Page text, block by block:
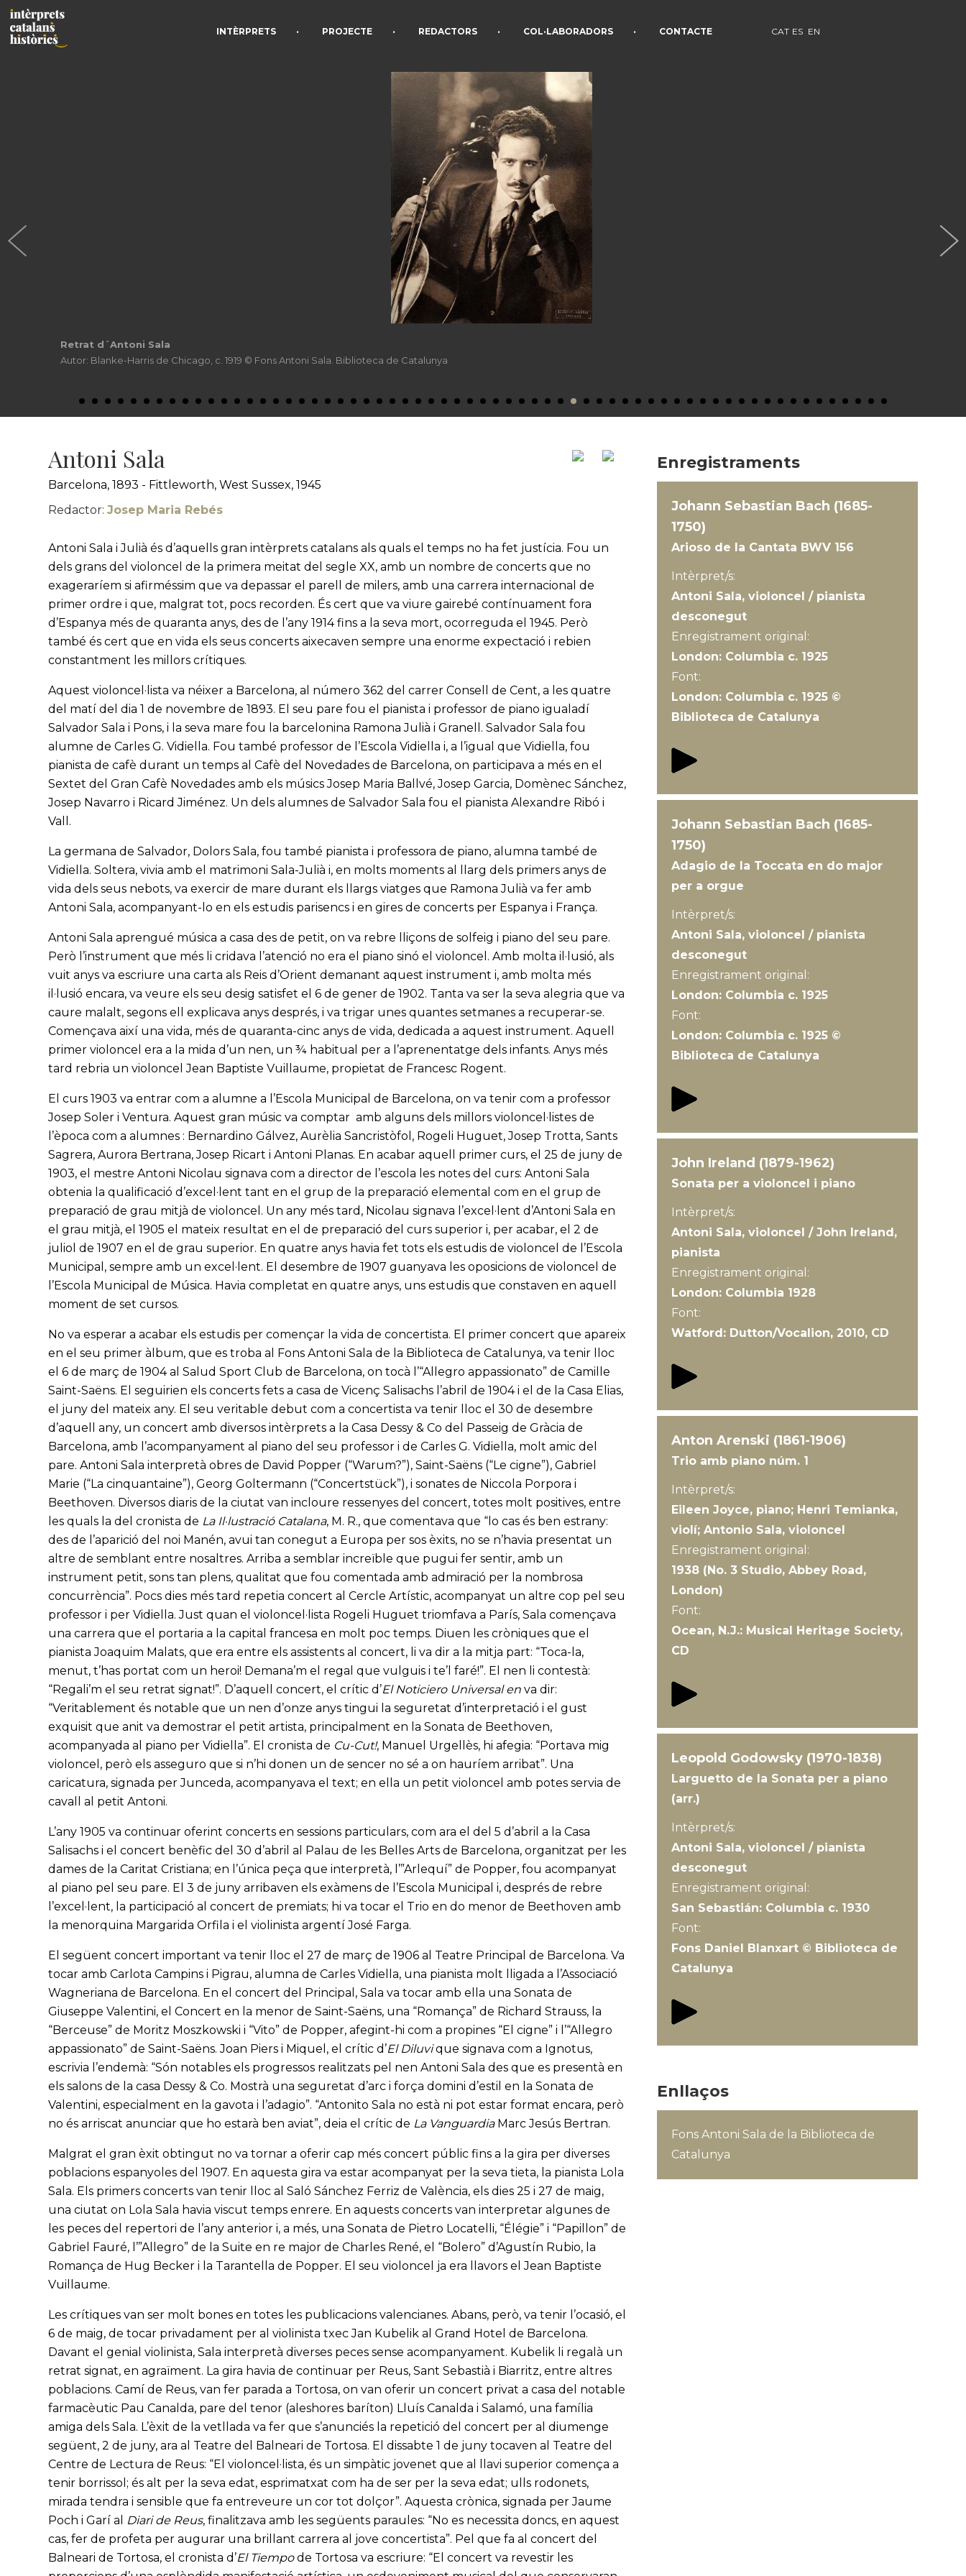
INTÈRPRETS • PROJECTE • REDACTORS • COL·LABORADORS • CONTACTE CAT ES EN
Recital al Palau de la Música Catalana amb Alexandre Vilalta, 6 de febrer de 1924
© Centre de Documentació de l´Orfeó Català
Antoni Sala
Barcelona, 1893 - Fittleworth, West Sussex, 1945
Redactor:Josep Maria Rebés
Antoni Sala i Julià és d’aquells gran intèrprets catalans als quals el temps no ha fet justícia. Fou un
dels grans del violoncel de la primera meitat del segle XX, amb un nombre de concerts que no
exageraríem si afirméssim que va depassar el parell de milers, amb una carrera internacional de
primer ordre i que, malgrat tot, pocs recorden. És cert que va viure gairebé contínuament fora
d’Espanya més de quaranta anys, des de l’any 1914 fins a la seva mort, ocorreguda el 1945. Però
també és cert que en vida els seus concerts aixecaven sempre una enorme expectació i rebien
constantment les millors crítiques.
Aquest violoncel·lista va néixer a Barcelona, al número 362 del carrer Consell de Cent, a les quatre
del matí del dia 1 de novembre de 1893. El seu pare fou el pianista i professor de piano igualadí
Salvador Sala i Pons, i la seva mare fou la barcelonina Ramona Julià i Granell. Salvador Sala fou
alumne de Carles G. Vidiella. Fou també professor de l’Escola Vidiella i, a l’igual que Vidiella, fou
pianista de cafè durant un temps al Cafè del Novedades de Barcelona, on participava a més en el
Sextet del Gran Cafè Novedades amb els músics Josep Maria Ballvé, Josep Garcia, Domènec Sánchez,
Josep Navarro i Ricard Jiménez. Un dels alumnes de Salvador Sala fou el pianista Alexandre Ribó i
Vall.
La germana de Salvador, Dolors Sala, fou també pianista i professora de piano, alumna també de
Vidiella. Soltera, vivia amb el matrimoni Sala-Julià i, en molts moments al llarg dels primers anys de
vida dels seus nebots, va exercir de mare durant els llargs viatges que Ramona Julià va fer amb
Antoni Sala, acompanyant-lo en els estudis parisencs i en gires de concerts per Espanya i França.
Antoni Sala aprengué música a casa des de petit, on va rebre lliçons de solfeig i piano del seu pare.
Però l’instrument que més li cridava l’atenció no era el piano sinó el violoncel. Amb molta il·lusió, als
vuit anys va escriure una carta als Reis d’Orient demanant aquest instrument i, amb molta més
il·lusió encara, va veure els seu desig satisfet el 6 de gener de 1902. Tanta va ser la seva alegria que va
caure malalt, segons ell explicava anys després, i va trigar unes quantes setmanes a recuperar-se.
Començava així una vida, més de quaranta-cinc anys de vida, dedicada a aquest instrument. Aquell
primer violoncel era a la mida d’un nen, un ¾ habitual per a l’aprenentatge dels infants. Anys més
tard rebria un violoncel Jean Baptiste Vuillaume, propietat de Francesc Rogent.
El curs 1903 va entrar com a alumne a l’Escola Municipal de Barcelona, on va tenir com a professor
Josep Soler i Ventura. Aquest gran músic va comptar amb alguns dels millors violoncel·listes de
l’època com a alumnes : Bernardino Gálvez, Aurèlia Sancristòfol, Rogeli Huguet, Josep Trotta, Sants
Sagrera, Aurora Bertrana, Josep Ricart i Antoni Planas. En acabar aquell primer curs, el 25 de juny de
1903, el mestre Antoni Nicolau signava com a director de l’escola les notes del curs: Antoni Sala
obtenia la qualificació d’excel·lent tant en el grup de la preparació elemental com en el grup de
preparació de grau mitjà de violoncel. Un any més tard, Nicolau signava l’excel·lent d’Antoni Sala en
el grau mitjà, el 1905 el mateix resultat en el de preparació del curs superior i, per acabar, el 2 de
juliol de 1907 en el de grau superior. En quatre anys havia fet tots els estudis de violoncel de l’Escola
Municipal, sempre amb un excel·lent. El desembre de 1907 guanyava les oposicions de violoncel de
l’Escola Municipal de Música. Havia completat en quatre anys, uns estudis que constaven en aquell
moment de set cursos.
No va esperar a acabar els estudis per començar la vida de concertista. El primer concert que apareix
en el seu primer àlbum, que es troba al Fons Antoni Sala de la Biblioteca de Catalunya, va tenir lloc
el 6 de març de 1904 al Salud Sport Club de Barcelona, on tocà l’“Allegro appassionato” de Camille
Saint-Saëns. El seguirien els concerts fets a casa de Vicenç Salisachs l’abril de 1904 i el de la Casa Elias,
el juny del mateix any. El seu veritable debut com a concertista va tenir lloc el 30 de desembre
d’aquell any, un concert amb diversos intèrprets a la Casa Dessy & Co del Passeig de Gràcia de
Barcelona, amb l’acompanyament al piano del seu professor i de Carles G. Vidiella, molt amic del
pare. Antoni Sala interpretà obres de David Popper (“Warum?”), Saint-Saëns (“Le cigne”), Gabriel
Marie (“La cinquantaine”), Georg Goltermann (“Concertstück”), i sonates de Niccola Porpora i
Beethoven. Diversos diaris de la ciutat van incloure ressenyes del concert, totes molt positives, entre
les quals la del cronista de La Il·lustració Catalana, M. R., que comentava que “lo cas és ben estrany:
des de l’aparició del noi Manén, avui tan conegut a Europa per sos èxits, no se n’havia presentat un
altre de semblant entre nosaltres. Arriba a semblar increïble que pugui fer sentir, amb un
instrument petit, sons tan plens, qualitat que fou comentada amb admiració per la nombrosa
concurrència”. Pocs dies més tard repetia concert al Cercle Artístic, acompanyat un altre cop pel seu
professor i per Vidiella. Just quan el violoncel·lista Rogeli Huguet triomfava a París, Sala començava
una carrera que el portaria a la capital francesa en molt poc temps. Diuen les cròniques que el
pianista Joaquim Malats, que era entre els assistents al concert, li va dir a la mitja part: “Toca-la,
menut, t’has portat com un heroi! Demana’m el regal que vulguis i te’l faré!”. El nen li contestà:
“Regali’m el seu retrat signat!”. D’aquell concert, el crític d’El Noticiero Universal enva dir:
“Veritablement és notable que un nen d’onze anys tingui la seguretat d’interpretació i el gust
exquisit que anit va demostrar el petit artista, principalment en la Sonata de Beethoven,
acompanyada al piano per Vidiella”. El cronista de Cu-Cut!, Manuel Urgellès, hi afegia: “Portava mig
violoncel, però els asseguro que si n’hi donen un de sencer no sé a on hauríem arribat”. Una
caricatura, signada per Junceda, acompanyava el text; en ella un petit violoncel amb potes servia de
cavall al petit Antoni.
L’any 1905 va continuar oferint concerts en sessions particulars, com ara el del 5 d’abril a la Casa
Salisachs i el concert benèfic del 30 d’abril al Palau de les Belles Arts de Barcelona, organitzat per les
dames de la Caritat Cristiana; en l’única peça que interpretà, l’”Arlequí” de Popper, fou acompanyat
al piano pel seu pare. El 3 de juny arribaven els exàmens de l’Escola Municipal i, després de rebre
l’excel·lent, la participació al concert de premiats; hi va tocar el Trio en do menor de Beethoven amb
la menorquina Margarida Orfila i el violinista argentí José Farga.
El següent concert important va tenir lloc el 27 de març de 1906 al Teatre Principal de Barcelona. Va
tocar amb Carlota Campins i Pigrau, alumna de Carles Vidiella, una pianista molt lligada a l’Associació
Wagneriana de Barcelona. En el concert del Principal, Sala va tocar amb ella una Sonata de
Giuseppe Valentini, el Concert en la menor de Saint-Saëns, una “Romança” de Richard Strauss, la
“Berceuse” de Moritz Moszkowski i “Vito” de Popper, afegint-hi com a propines “El cigne” i l’“Allegro
appassionato” de Saint-Saëns. Joan Piers i Miquel, el crític d’El Diluvique signava com a Ignotus,
escrivia l’endemà: “Són notables els progressos realitzats pel nen Antoni Sala des que es presentà en
els salons de la casa Dessy & Co. Mostrà una seguretat d’arc i força domini d’estil en la Sonata de
Valentini, especialment en la gavota i l’adagio”. “Antonito Sala no està ni pot estar format encara, però
no és arriscat anunciar que ho estarà ben aviat”, deia el crític de La VanguardiaMarc Jesús Bertran.
Malgrat el gran èxit obtingut no va tornar a oferir cap més concert públic fins a la gira per diverses
poblacions espanyoles del 1907. En aquesta gira va estar acompanyat per la seva tieta, la pianista Lola
Sala. Els primers concerts van tenir lloc al Saló Sánchez Ferriz de València, els dies 25 i 27 de maig,
una ciutat on Lola Sala havia viscut temps enrere. En aquests concerts van interpretar algunes de
les peces del repertori de l’any anterior i, a més, una Sonata de Pietro Locatelli, “Élégie” i “Papillon” de
Gabriel Fauré, l’”Allegro” de la Suite en re major de Charles René, el “Bolero” d’Agustín Rubio, la
Romança de Hug Becker i la Tarantella de Popper. El seu violoncel ja era llavors el Jean Baptiste
Vuillaume.
Les crítiques van ser molt bones en totes les publicacions valencianes. Abans, però, va tenir l’ocasió, el
6 de maig, de tocar privadament per al violinista txec Jan Kubelik al Grand Hotel de Barcelona.
Davant el genial violinista, Sala interpretà diverses peces sense acompanyament. Kubelik li regalà un
retrat signat, en agraïment. La gira havia de continuar per Reus, Sant Sebastià i Biarritz, entre altres
poblacions. Camí de Reus, van fer parada a Tortosa, on van oferir un concert privat a casa del notable
farmacèutic Pau Canalda, pare del tenor (aleshores baríton) Lluís Canalda i Salamó, una família
amiga dels Sala. L’èxit de la vetllada va fer que s’anunciés la repetició del concert per al diumenge
següent, 2 de juny, ara al Teatre del Balneari de Tortosa. El dissabte 1 de juny tocaven al Teatre del
Centre de Lectura de Reus: “El violoncel·lista, és un simpàtic jovenet que al llavi superior comença a
tenir borrissol; és alt per la seva edat, esprimatxat com ha de ser per la seva edat; ulls rodonets,
mirada tendra i sensible que fa entreveure un cor tot dolçor”. Aquesta crònica, signada per Jaume
Poch i Garí al Diari de Reus, finalitzava amb les següents paraules: “No es necessita doncs, en aquest
cas, fer de profeta per augurar una brillant carrera al jove concertista”. Pel que fa al concert del
Balneari de Tortosa, el cronista d’El Tiempode Tortosa va escriure: “El concert va revestir les
Enregistraments
Johann Sebastian Bach (1685-
1750)
Arioso de la Cantata BWV 156
Intèrpret/s:
Antoni Sala, violoncel / pianista
desconegut
Enregistrament original:
London: Columbia c. 1925
Font:
London: Columbia c. 1925 ©
Biblioteca de Catalunya
Johann Sebastian Bach (1685-
1750)
Adagio de la Toccata en do major
per a orgue
Intèrpret/s:
Antoni Sala, violoncel / pianista
desconegut
Enregistrament original:
London: Columbia c. 1925
Font:
London: Columbia c. 1925 ©
Biblioteca de Catalunya
John Ireland (1879-1962)
Sonata per a violoncel i piano
Intèrpret/s:
Antoni Sala, violoncel / John Ireland,
pianista
Enregistrament original:
London: Columbia 1928
Font:
Watford: Dutton/Vocalion, 2010, CD
Anton Arenski (1861-1906)
Trio amb piano núm. 1
Intèrpret/s:
Eileen Joyce, piano; Henri Temianka,
violí; Antonio Sala, violoncel
Enregistrament original:
1938 (No. 3 Studio, Abbey Road,
London)
Font:
Ocean, N.J.: Musical Heritage Society,
CD
Leopold Godowsky (1970-1838)
Larguetto de la Sonata per a piano
(arr.)
Intèrpret/s:
Antoni Sala, violoncel / pianista
desconegut
Enregistrament original:
San Sebastián: Columbia c. 1930
Font:
Fons Daniel Blanxart © Biblioteca de
Catalunya
Enllaços
Fons Antoni Sala de la Biblioteca de
Catalunya